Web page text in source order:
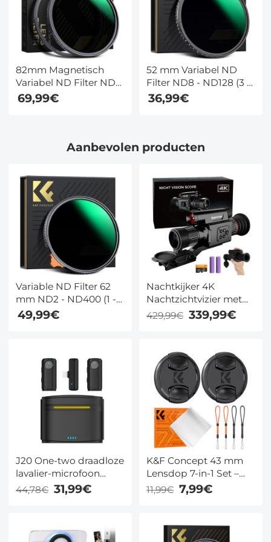
82mm Magnetisch
Variabel ND Filter ND8
- ND128 (3-7 Stops)
69,99€
52 mm Variabel ND
Filter ND8 - ND128 (3 -
7 Stops) Ultradun
Nano Xcel Serie
36,99€
Aanbevolen producten
Variable ND Filter 62
mm ND2 - ND400 (1 - 9
Stops) Lensfilter
Waterdicht en
49,99€
Nachtkijker 4K
Nachtzichtvizier met
300 m Infrarood, 5-20x
Zoom, PIP-modus en
429,99€ 339,99€
J20 One-two draadloze
lavalier-microfoon
oplaadetui, one-touch
ruisonderdrukking,
videobloggen,
44,78€ 31,99€
K&F Concept 43 mm
Lensdop 7-in-1 Set –
Universele Kliksluiting
& Anti-Verlies
Nikon, Canon, Sony &
Fujifilm
11,99€ 7,99€